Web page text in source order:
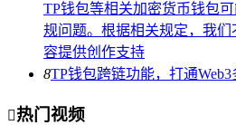
TP钱包等相关加密货币钱包
规问题。根据相关规定，我
容提供创作支持
8TP钱包跨链功能，打通
热门视频